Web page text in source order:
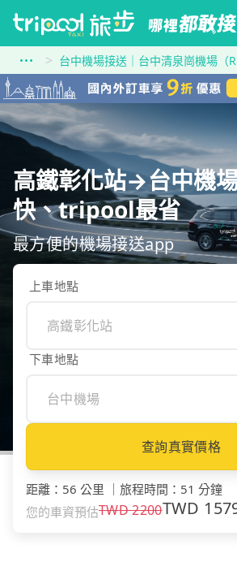
台中機場接送｜台中清泉崗機場（
高鐵彰化站→台中機
快、tripool最省
最方便的機場接送app
上車地點
下車地點
查詢真實價格
距離 ： 56 公里 旅程時間 ： 51 分鐘
您的車資預估TWD2200TWD